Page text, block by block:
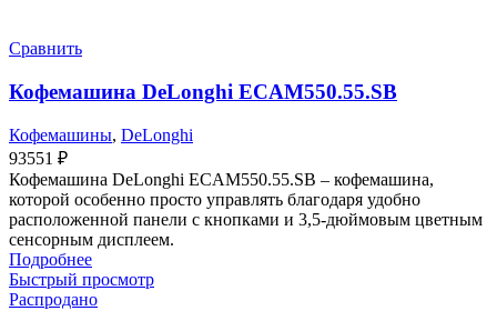
Сравнить
Кофемашина DeLonghi ECAM550.55.SB
Кофемашины, DeLonghi
93551 ₽
Кофемашина DeLonghi ECAM550.55.SB – кофемашина,
которой особенно просто управлять благодаря удобно
расположенной панели с кнопками и 3,5-дюймовым цветным
сенсорным дисплеем.
Подробнее
Быстрый просмотр
Распродано